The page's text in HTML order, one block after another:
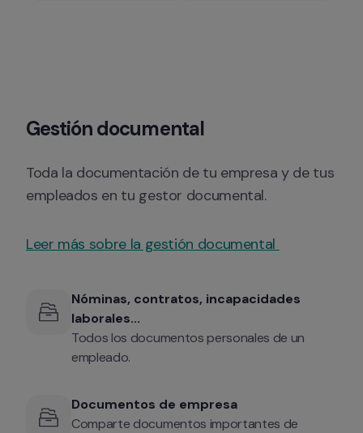
Gestión documental
Toda la documentación de tu empresa y de tus
empleados en tu gestor documental.
Leer más sobre la gestión documental
Nóminas, contratos, incapacidades
laborales...
Todos los documentos personales de un
empleado.
Documentos de empresa
Comparte documentos importantes de